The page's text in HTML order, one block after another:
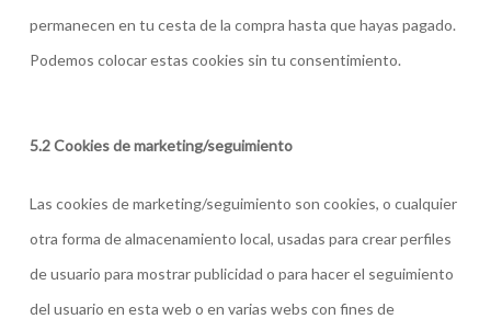
permanecen en tu cesta de la compra hasta que hayas pagado.
Podemos colocar estas cookies sin tu consentimiento.
5.2 Cookies de marketing/seguimiento
Las cookies de marketing/seguimiento son cookies, o cualquier
otra forma de almacenamiento local, usadas para crear perfiles
de usuario para mostrar publicidad o para hacer el seguimiento
del usuario en esta web o en varias webs con fines de